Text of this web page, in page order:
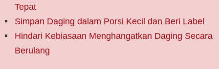
Tepat
Simpan Daging dalam Porsi Kecil dan Beri Label
Hindari Kebiasaan Menghangatkan Daging Secara
Berulang